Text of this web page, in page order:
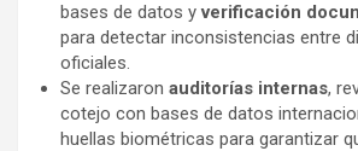
bases de datos yverificación
para detectar inconsistencias entre
oficiales.
Se realizaron auditorías internas,
cotejo con bases de datos
huellas biométricas para garantizar